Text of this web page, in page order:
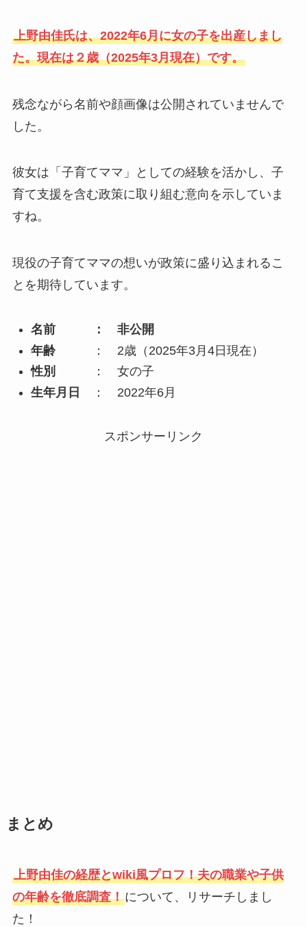
上野由佳氏は、2022年6月に女の子を出産しまし
た。現在は２歳（2025年3月現在）です。
残念ながら名前や顔画像は公開されていませんで
した。
彼女は「子育てママ」としての経験を活かし、子
育て支援を含む政策に取り組む意向を示していま
すね。
現役の子育てママの想いが政策に盛り込まれるこ
とを期待しています。
名前 ： 非公開
年齢： 2歳（2025年3月4日現在）
性別
： 女の子
生年月日
： 2022年6月
スポンサーリンク
まとめ
上野由佳の経歴とwiki風プロフ！夫の職業や子供
の年齢を徹底調査！について、リサーチしまし
た！